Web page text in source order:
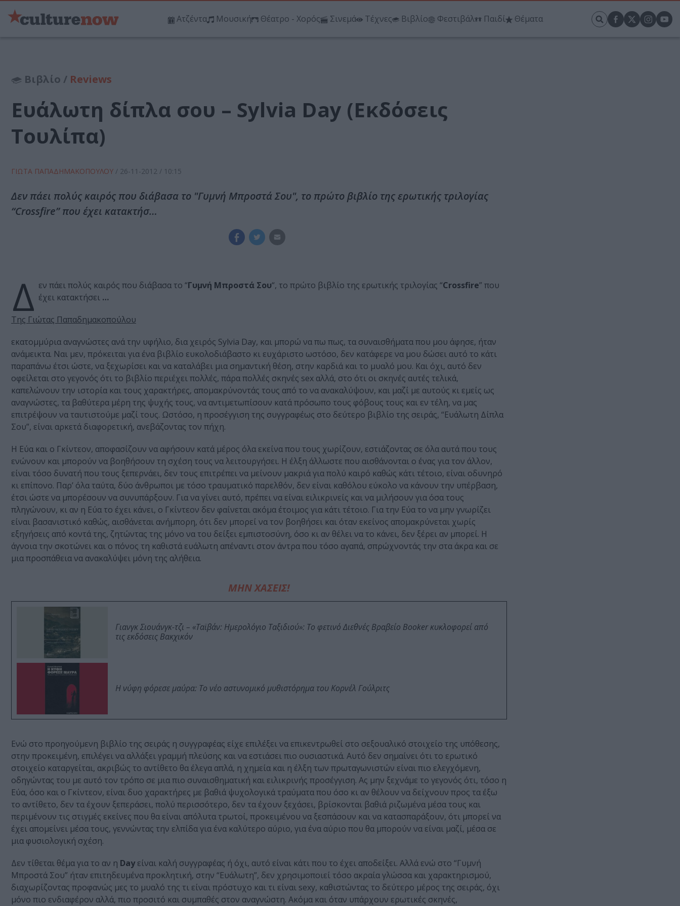
Ατζέντα Μουσική Θέατρο - Χορός Σινεμά Τέχνες Βιβλίο Φεστιβάλ Παιδί Θέματα
Βιβλίο / Reviews
Ευάλωτη δίπλα σου – Sylvia Day (Εκδόσεις
Τουλίπα)
ΓΙΩΤΑ ΠΑΠΑΔΗΜΑΚΟΠΟΥΛΟΥ / 26-11-2012 / 10:15
Δεν πάει πολύς καιρός που διάβασα το "Γυμνή Μπροστά Σου", το πρώτο βιβλίο της ερωτικής τριλογίας
“Crossfire” που έχει κατακτήσ…
Δ εν πάει πολύς καιρός που διάβασα το “Γυμνή Μπροστά Σου“, το πρώτο βιβλίο της ερωτικής τριλογίας “Crossfire” που
έχει κατακτήσει …
Της Γιώτας Παπαδημακοπούλου
εκατομμύρια αναγνώστες ανά την υφήλιο, δια χειρός Sylvia Day, και μπορώ να πω πως, τα συναισθήματα που μου άφησε, ήταν
ανάμεικτα. Ναι μεν, πρόκειται για ένα βιβλίο ευκολοδιάβαστο κι ευχάριστο ωστόσο, δεν κατάφερε να μου δώσει αυτό το κάτι
παραπάνω έτσι ώστε, να ξεχωρίσει και να καταλάβει μια σημαντική θέση, στην καρδιά και το μυαλό μου. Και όχι, αυτό δεν
οφείλεται στο γεγονός ότι το βιβλίο περιέχει πολλές, πάρα πολλές σκηνές sex αλλά, στο ότι οι σκηνές αυτές τελικά,
καπελώνουν την ιστορία και τους χαρακτήρες, απομακρύνοντάς τους από το να ανακαλύψουν, και μαζί με αυτούς κι εμείς ως
αναγνώστες, τα βαθύτερα μέρη της ψυχής τους, να αντιμετωπίσουν κατά πρόσωπο τους φόβους τους και εν τέλη, να μας
επιτρέψουν να ταυτιστούμε μαζί τους. Ωστόσο, η προσέγγιση της συγγραφέως στο δεύτερο βιβλίο της σειράς, “Ευάλωτη Δίπλα
Σου”, είναι αρκετά διαφορετική, ανεβάζοντας τον πήχη.
Η Εύα και ο Γκίντεον, αποφασίζουν να αφήσουν κατά μέρος όλα εκείνα που τους χωρίζουν, εστιάζοντας σε όλα αυτά που τους
ενώνουν και μπορούν να βοηθήσουν τη σχέση τους να λειτουργήσει. Η έλξη άλλωστε που αισθάνονται ο ένας για τον άλλον,
είναι τόσο δυνατή που τους ξεπερνάει, δεν τους επιτρέπει να μείνουν μακριά για πολύ καιρό καθώς κάτι τέτοιο, είναι οδυνηρό
κι επίπονο. Παρ’ όλα ταύτα, δύο άνθρωποι με τόσο τραυματικό παρελθόν, δεν είναι καθόλου εύκολο να κάνουν την υπέρβαση,
έτσι ώστε να μπορέσουν να συνυπάρξουν. Για να γίνει αυτό, πρέπει να είναι ειλικρινείς και να μιλήσουν για όσα τους
πληγώνουν, κι αν η Εύα το έχει κάνει, ο Γκίντεον δεν φαίνεται ακόμα έτοιμος για κάτι τέτοιο. Για την Εύα το να μην γνωρίζει
είναι βασανιστικό καθώς, αισθάνεται ανήμπορη, ότι δεν μπορεί να τον βοηθήσει και όταν εκείνος απομακρύνεται χωρίς
εξηγήσεις από κοντά της, ζητώντας της μόνο να του δείξει εμπιστοσύνη, όσο κι αν θέλει να το κάνει, δεν ξέρει αν μπορεί. Η
άγνοια την σκοτώνει και ο πόνος τη καθιστά ευάλωτη απέναντι στον άντρα που τόσο αγαπά, σπρώχνοντάς την στα άκρα και σε
μια προσπάθεια να ανακαλύψει μόνη της αλήθεια.
ΜΗΝ ΧΑΣΕΙΣ!
Γιανγκ Σιουάνγκ-τζι – «Ταϊβάν: Ημερολόγιο Ταξιδιού»: Το φετινό Διεθνές Βραβείο Booker κυκλοφορεί από
τις εκδόσεις Βακχικόν
Η νύφη φόρεσε μαύρα: Το νέο αστυνομικό μυθιστόρημα του Κορνέλ Γούλριτς
Ενώ στο προηγούμενη βιβλίο της σειράς η συγγραφέας είχε επιλέξει να επικεντρωθεί στο σεξουαλικό στοιχείο της υπόθεσης,
στην προκειμένη, επιλέγει να αλλάξει γραμμή πλεύσης και να εστιάσει πιο ουσιαστικά. Αυτό δεν σημαίνει ότι το ερωτικό
στοιχείο καταργείται, ακριβώς το αντίθετο θα έλεγα απλά, η χημεία και η έλξη των πρωταγωνιστών είναι πιο ελεγχόμενη,
οδηγώντας του με αυτό τον τρόπο σε μια πιο συναισθηματική και ειλικρινής προσέγγιση. Ας μην ξεχνάμε το γεγονός ότι, τόσο η
Εύα, όσο και ο Γκίντεον, είναι δυο χαρακτήρες με βαθιά ψυχολογικά τραύματα που όσο κι αν θέλουν να δείχνουν προς τα έξω
το αντίθετο, δεν τα έχουν ξεπεράσει, πολύ περισσότερο, δεν τα έχουν ξεχάσει, βρίσκονται βαθιά ριζωμένα μέσα τους και
περιμένουν τις στιγμές εκείνες που θα είναι απόλυτα τρωτοί, προκειμένου να ξεσπάσουν και να κατασπαράξουν, ότι μπορεί να
έχει απομείνει μέσα τους, γεννώντας την ελπίδα για ένα καλύτερο αύριο, για ένα αύριο που θα μπορούν να είναι μαζί, μέσα σε
μια φυσιολογική σχέση.
Δεν τίθεται θέμα για το αν η Day είναι καλή συγγραφέας ή όχι, αυτό είναι κάτι που το έχει αποδείξει. Αλλά ενώ στο “Γυμνή
Μπροστά Σου” ήταν επιτηδευμένα προκλητική, στην “Ευάλωτη”, δεν χρησιμοποιεί τόσο ακραία γλώσσα και χαρακτηρισμού,
διαχωρίζοντας προφανώς μες το μυαλό της τι είναι πρόστυχο και τι είναι sexy, καθιστώντας το δεύτερο μέρος της σειράς, όχι
μόνο πιο ενδιαφέρον αλλά, πιο προσιτό και συμπαθές στον αναγνώστη. Ακόμα και όταν υπάρχουν ερωτικές σκηνές,